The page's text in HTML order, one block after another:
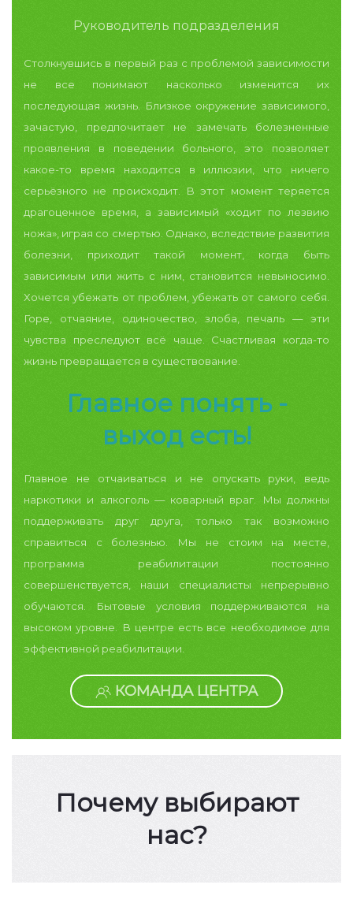
Руководитель подразделения
Столкнувшись в первый раз с проблемой зависимости
не все понимают насколько изменится их
последующая жизнь. Близкое окружение зависимого,
зачастую, предпочитает не замечать болезненные
проявления в поведении больного, это позволяет
какое-то время находится в иллюзии, что ничего
серьёзного не происходит.
В этот момент теряется
драгоценное время, а зависимый «ходит по лезвию
ножа», играя со смертью. Однако, вследствие развития
болезни, приходит такой момент, когда быть
зависимым или жить с ним, становится невыносимо.
Хочется убежать от проблем, убежать от самого себя.
Горе, отчаяние, одиночество, злоба, печаль — эти
чувства преследуют всё чаще. Счастливая когда-то
жизнь превращается в существование.
Главное понять -
выход есть!
Главное не отчаиваться и не опускать руки, ведь
наркотики и алкоголь — коварный враг. Мы должны
поддерживать друг друга, только так возможно
справиться с болезнью.
Мы не стоим на месте,
программа реабилитации постоянно
совершенствуется, наши специалисты непрерывно
обучаются. Бытовые условия поддерживаются на
высоком уровне. В центре есть все необходимое для
эффективной реабилитации.
КОМАНДА ЦЕНТРА
Почему выбирают
нас?